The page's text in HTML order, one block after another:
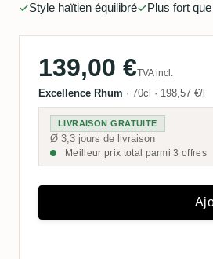
Style haïtien équilibré Plus fort
139,00 €TVA incl.
Excellence Rhum · 70cl · 198,57 €/l
LIVRAISON GRATUITE
Ø 3,3 jours de livraison
Meilleur prix total parmi 3 offres